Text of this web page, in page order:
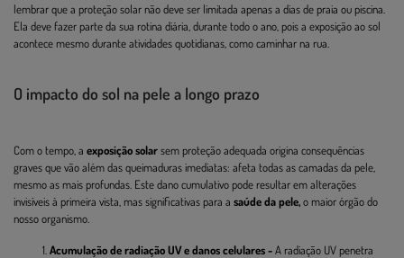
lembrar que a proteção solar não deve ser limitada apenas a dias de praia ou piscina.
Ela deve fazer parte da sua rotina diária, durante todo o ano, pois a exposição ao sol
acontece mesmo durante atividades quotidianas, como caminhar na rua.
O impacto do sol na pele a longo prazo
Com o tempo, a exposição solarsem proteção adequada origina consequências
graves que vão além das queimaduras imediatas: afeta todas as camadas da pele,
mesmo as mais profundas. Este dano cumulativo pode resultar em alterações
invisíveis à primeira vista, mas significativas para a saúde da pele,o maior órgão do
nosso organismo.
Acumulação de radiação UV e danos celulares -A radiação UV penetra